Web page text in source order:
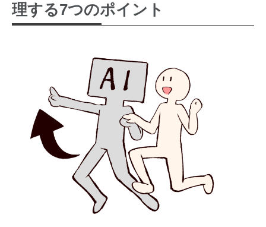
理する7つのポイント